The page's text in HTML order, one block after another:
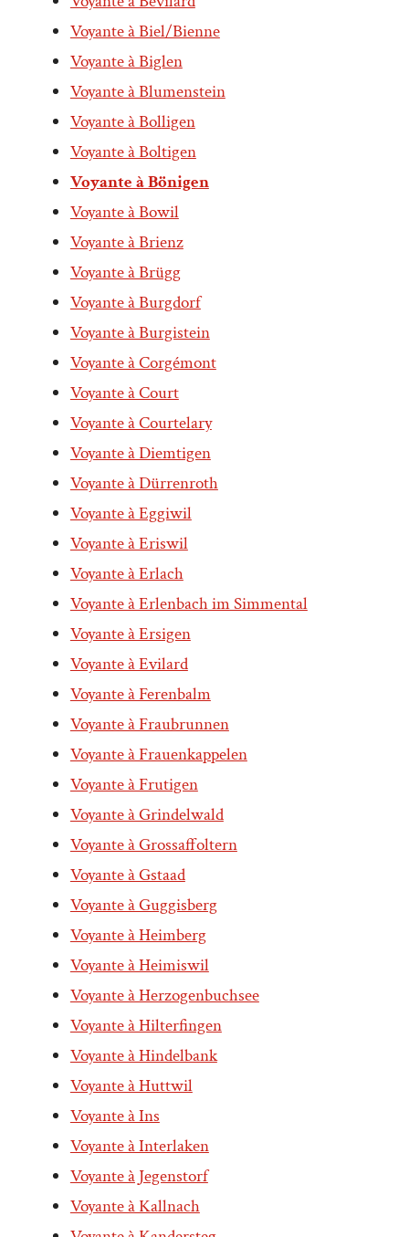
Voyante à Biel/Bienne
Voyante à Biglen
Voyante à Blumenstein
Voyante à Bolligen
Voyante à Boltigen
Voyante à Bönigen
Voyante à Bowil
Voyante à Brienz
Voyante à Brügg
Voyante à Burgdorf
Voyante à Burgistein
Voyante à Corgémont
Voyante à Court
Voyante à Courtelary
Voyante à Diemtigen
Voyante à Dürrenroth
Voyante à Eggiwil
Voyante à Eriswil
Voyante à Erlach
Voyante à Erlenbach im Simmental
Voyante à Ersigen
Voyante à Evilard
Voyante à Ferenbalm
Voyante à Fraubrunnen
Voyante à Frauenkappelen
Voyante à Frutigen
Voyante à Grindelwald
Voyante à Grossaffoltern
Voyante à Gstaad
Voyante à Guggisberg
Voyante à Heimberg
Voyante à Heimiswil
Voyante à Herzogenbuchsee
Voyante à Hilterfingen
Voyante à Hindelbank
Voyante à Huttwil
Voyante à Ins
Voyante à Interlaken
Voyante à Jegenstorf
Voyante à Kallnach